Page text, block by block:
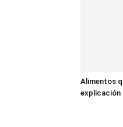
Alimentos
explicación